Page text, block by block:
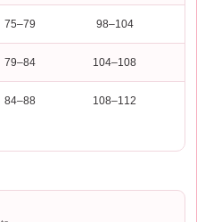
75–79 98–104
79–84 104–108
84–88 108–112